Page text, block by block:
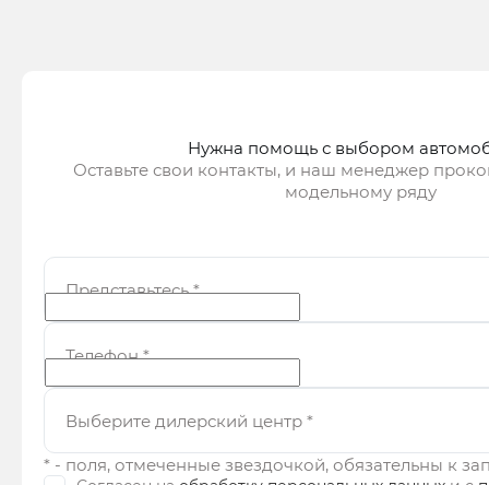
Нужна помощь с выбором
Оставьте свои контакты, и наш менеджер
модельному ряду
Представьтесь*
Телефон*
Выберите дилерский центр *
* - поля, отмеченные звездочкой, обязательны к